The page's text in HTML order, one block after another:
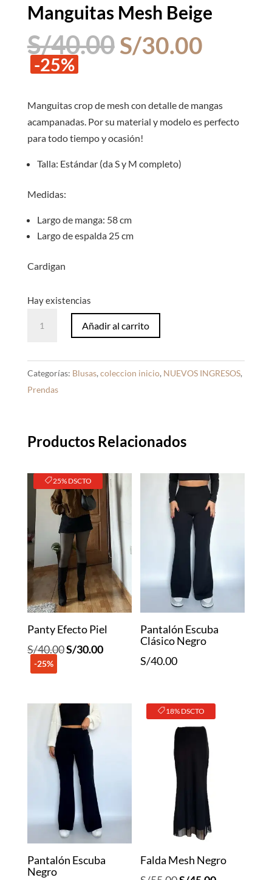
Manguitas Mesh Beige
S/40.00 El
precio
S/40.00.
S/30.00El
precio
S/
-25%
Manguitas crop de mesh con detalle de mangas
acampanadas. Por su material y modelo es perfecto
para todo tiempo y ocasión!
Talla: Estándar (da S y M completo)
Medidas:
Largo de manga: 58 cm
Largo de espalda 25 cm
Cardigan
Hay existencias
Manguitas
Mesh
Añadir al carrito
Categorías: Blusas, coleccion inicio, NUEVOS INGRESOS,
Prendas
Productos Relacionados
25% DSCTO
Panty Efecto Piel
S/40.00El
S/40.00.
S/30.00El
-25%
Pantalón Escuba
Clásico Negro
S/40.00
Pantalón Escuba
Negro
18% DSCTO
Falda Mesh Negro